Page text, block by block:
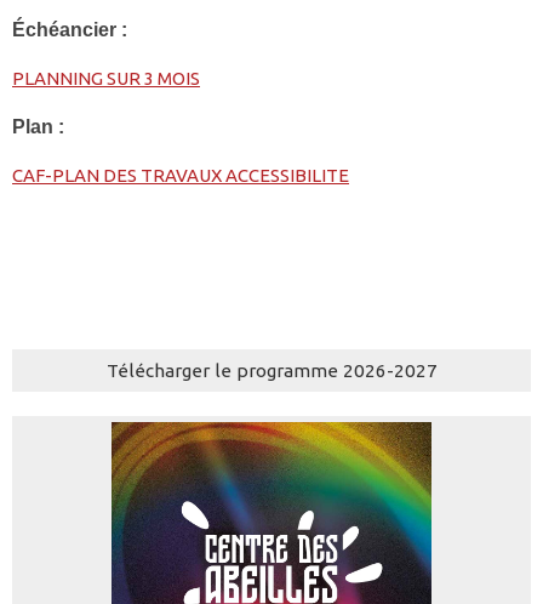
Échéancier :
PLANNING SUR 3 MOIS
Plan :
CAF-PLAN DES TRAVAUX ACCESSIBILITE
Télécharger le programme 2026-2027